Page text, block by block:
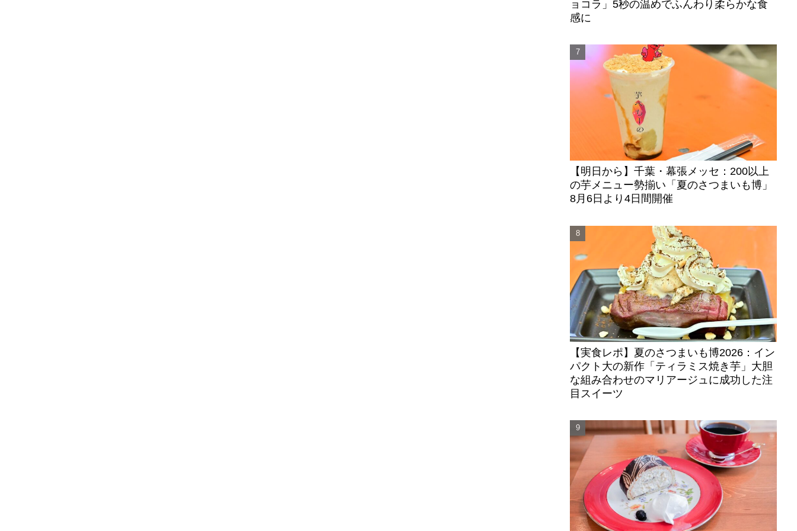
ョコラ」5秒の温めでふんわり柔らかな食
感に
【明日から】千葉・幕張メッセ：200以上
の芋メニュー勢揃い「夏のさつまいも博」
8月6日より4日間開催
【実食レポ】夏のさつまいも博2026：イン
パクト大の新作「ティラミス焼き芋」大胆
な組み合わせのマリアージュに成功した注
目スイーツ